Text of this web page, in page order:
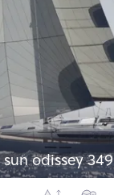
odissey 349